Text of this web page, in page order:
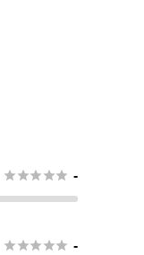
 -
 -